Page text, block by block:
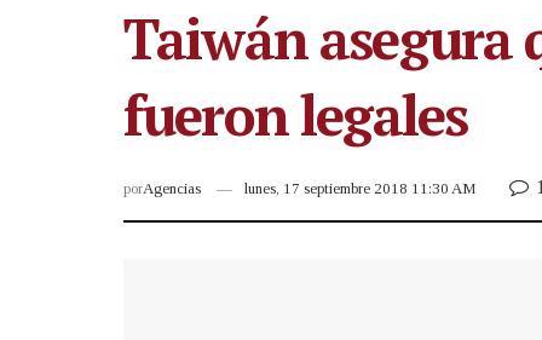
Taiwán asegura
fueron legales
porAgencias lunes, 17 septiembre 2018 11:30 AM